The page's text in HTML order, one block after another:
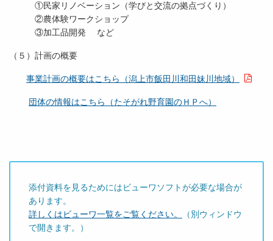
①民家リノベーション（学びと交流の拠点づくり）
②農体験ワークショップ
③加工品開発 など
（５）計画の概要
事業計画の概要はこちら（潟上市飯田川和田妹川地域）
団体の情報はこちら（たそがれ野育園のＨＰへ）
添付資料を見るためにはビューワソフトが必要な場合が
あります。
詳しくはビューワ一覧をご覧ください。
（別ウィンドウ
で開きます。）